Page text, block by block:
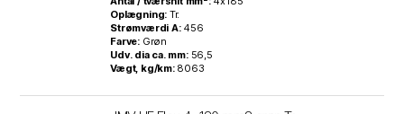
Oplægning: Tr.
Strømværdi A: 456
Farve: Grøn
Udv. dia ca. mm: 56,5
Vægt, kg/km: 8063